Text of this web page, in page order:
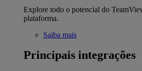
Explore todo o potencial do
plataforma.
Saiba mais
Principais integrações